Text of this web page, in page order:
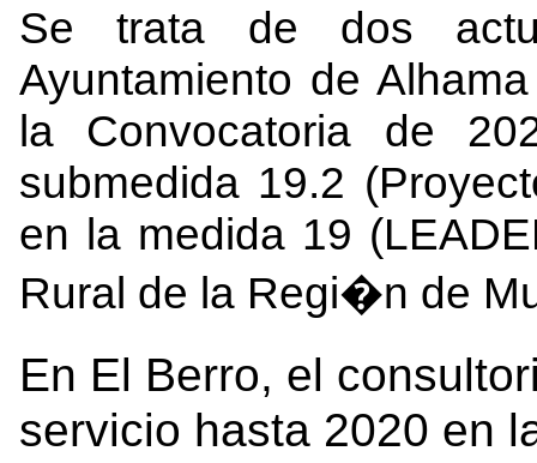
Se trata de dos
Ayuntamiento de
la Convocatoria de
submedida 19.2
en la medida 19
Rural de la Regi�n de
En El Berro, el
servicio hasta 2020 en